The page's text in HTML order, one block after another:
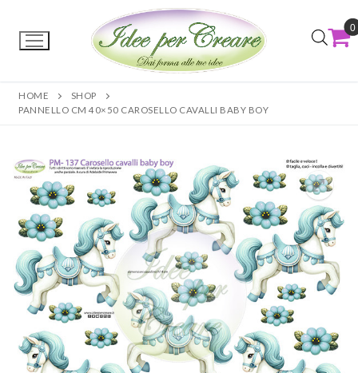
0
HOME
SHOP
PANNELLO CM 40×50 CAROSELLO CAVALLI BABY BOY